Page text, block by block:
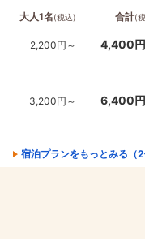
大人1名(税込) 合計(
2,200円～ 4,400
3,200円～ 6,400
宿泊プランをもっとみる（2